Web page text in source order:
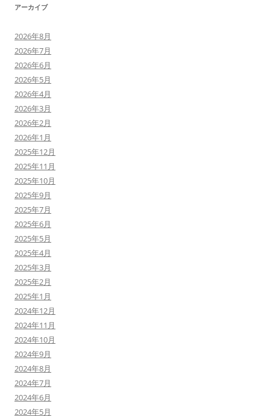
アーカイブ
2026年8月
2026年7月
2026年6月
2026年5月
2026年4月
2026年3月
2026年2月
2026年1月
2025年12月
2025年11月
2025年10月
2025年9月
2025年7月
2025年6月
2025年5月
2025年4月
2025年3月
2025年2月
2025年1月
2024年12月
2024年11月
2024年10月
2024年9月
2024年8月
2024年7月
2024年6月
2024年5月